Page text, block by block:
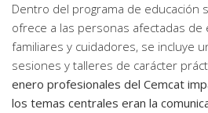
Dentro del programa de educación
ofrece a las personas afectadas de
familiares y cuidadores, se incluye
sesiones y talleres de carácter
enero profesionales del Cemcat
los temas centrales eran la